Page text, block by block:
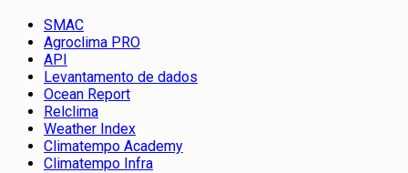
SMAC
Agroclima PRO
API
Levantamento de dados
Ocean Report
Relclima
Weather Index
Climatempo Academy
Climatempo Infra